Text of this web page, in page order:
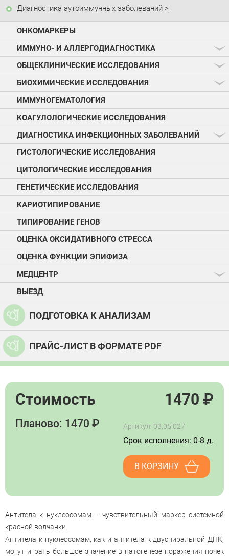
Диагностика аутоиммунных заболеваний
ОНКОМАРКЕРЫ
ИММУНО- И АЛЛЕРГОДИАГНОСТИКА
ОБЩЕКЛИНИЧЕСКИЕ ИССЛЕДОВАНИЯ
БИОХИМИЧЕСКИЕ ИССЛЕДОВАНИЯ
ИММУНОГЕМАТОЛОГИЯ
КОАГУЛОЛОГИЧЕСКИЕ ИССЛЕДОВАНИЯ
ДИАГНОСТИКА ИНФЕКЦИОННЫХ ЗАБОЛЕВАНИЙ
ГИСТОЛОГИЧЕСКИЕ ИССЛЕДОВАНИЯ
ЦИТОЛОГИЧЕСКИЕ ИССЛЕДОВАНИЯ
ГЕНЕТИЧЕСКИЕ ИССЛЕДОВАНИЯ
КАРИОТИПИРОВАНИЕ
ТИПИРОВАНИЕ ГЕНОВ
ОЦЕНКА ОКСИДАТИВНОГО СТРЕССА
ОЦЕНКА ФУНКЦИИ ЭПИФИЗА
МЕДЦЕНТР
ВЫЕЗД
ПОДГОТОВКА К АНАЛИЗАМ
ПРАЙС-ЛИСТ В ФОРМАТЕ PDF
Стоимость 1470 ₽
Планово: 1470 ₽ Артикул: 03.05.027
Срок исполнения: 0-8 д.
В КОРЗИНУ
Антитела к нуклеосомам – чувствительный маркер системной
красной волчанки.
Антитела к нуклеосомам, как и антитела к двуспиральной ДНК,
могут играть большое значение в патогенезе поражения почек